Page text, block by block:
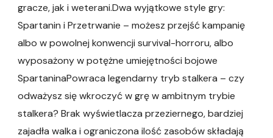
gracze, jak i weterani.Dwa wyjątkowe style gry:
Spartanin i Przetrwanie – możesz przejść kampanię
albo w powolnej konwencji survival-horroru, albo
wyposażony w potężne umiejętności bojowe
SpartaninaPowraca legendarny tryb stalkera – czy
odważysz się wkroczyć w grę w ambitnym trybie
stalkera? Brak wyświetlacza przeziernego, bardziej
zajadła walka i ograniczona ilość zasobów składają